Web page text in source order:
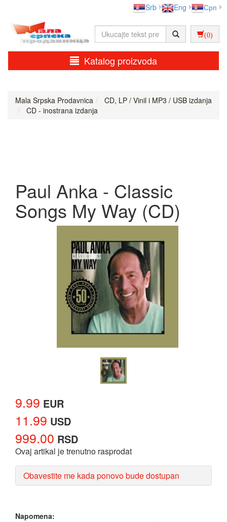
Srb Eng Срп
(0)
Katalog proizvoda
Mala Srpska Prodavnica
CD, LP / Vinil i MP3 / USB izdanja
CD - inostrana izdanja
Paul Anka - Classic
Songs My Way (CD)
9.99 EUR
11.99 USD
999.00 RSD
Ovaj artikal je trenutno rasprodat
Obavestite me kada ponovo bude dostupan
Napomena: